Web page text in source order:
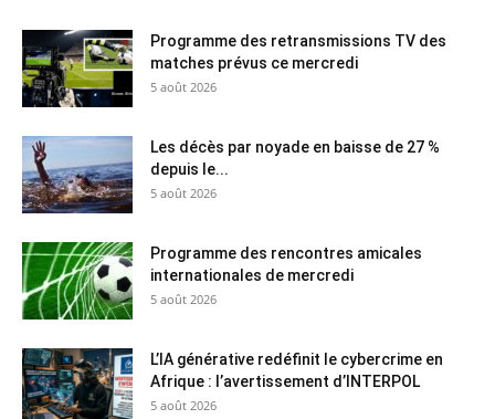
Programme des retransmissions TV des
matches prévus ce mercredi
5 août 2026
Les décès par noyade en baisse de 27 %
depuis le...
5 août 2026
Programme des rencontres amicales
internationales de mercredi
5 août 2026
L’IA générative redéfinit le cybercrime en
Afrique : l’avertissement d’INTERPOL
5 août 2026